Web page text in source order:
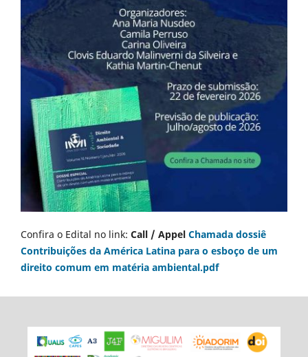
Confira o Edital no link: Call / Appel Chamada dossiê
Contribuições da América Latina para o esboço de um
direito comum em matéria ambiental.pdf